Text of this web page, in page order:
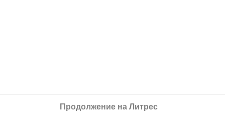
Продолжение на Литрес